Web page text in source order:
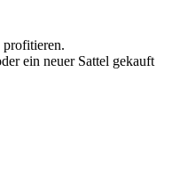
profitieren.
ein neuer Sattel gekauft